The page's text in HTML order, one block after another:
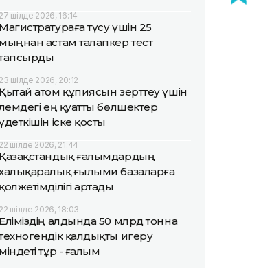
27 шілде 2026, 16:14
Магистратураға түсу үшін 25
мыңнан астам талапкер тест
23 шілде 2026, 20:12
Қытай атом құпиясын зерттеу үшін
ең қуатты бөлшектер
іске қосты
22 шілде 2026, 21:44
Қазақстандық ғалымдардың
ғылыми базаларға
қолжетімділігі артады
22 шілде 2026, 18:03
Еліміздің алдында 50 млрд тонна
қалдықты игеру
міндеті тұр - ғалым